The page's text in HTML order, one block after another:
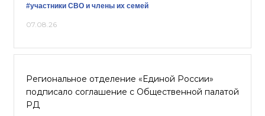
#участники СВО и члены их семей
07.08.26
Региональное отделение «Единой России»
подписало соглашение с Общественной палатой
РД